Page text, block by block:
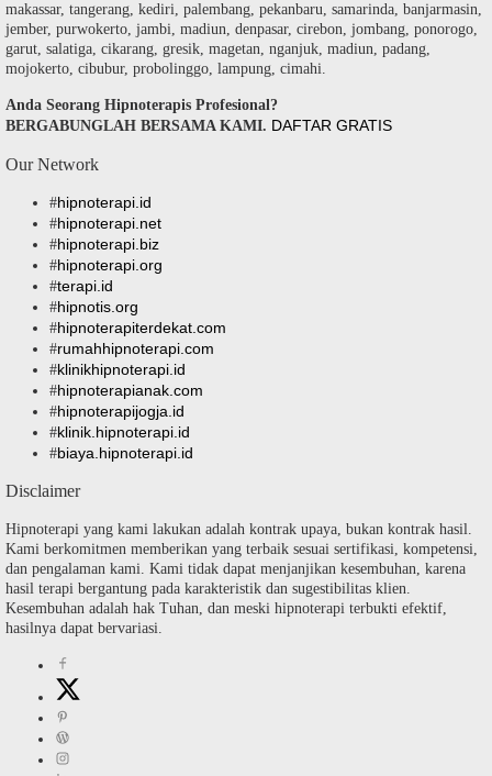
makassar, tangerang, kediri, palembang, pekanbaru, samarinda, banjarmasin,
jember, purwokerto, jambi, madiun, denpasar, cirebon, jombang, ponorogo,
garut, salatiga, cikarang, gresik, magetan, nganjuk, madiun, padang,
mojokerto, cibubur, probolinggo, lampung, cimahi.
Anda Seorang Hipnoterapis Profesional?
BERGABUNGLAH BERSAMA KAMI. DAFTAR GRATIS
Our Network
#hipnoterapi.id
#hipnoterapi.net
#hipnoterapi.biz
#hipnoterapi.org
#terapi.id
#hipnotis.org
#hipnoterapiterdekat.com
#rumahhipnoterapi.com
#klinikhipnoterapi.id
#hipnoterapianak.com
#hipnoterapijogja.id
#klinik.hipnoterapi.id
#biaya.hipnoterapi.id
Disclaimer
Hipnoterapi yang kami lakukan adalah kontrak upaya, bukan kontrak hasil.
Kami berkomitmen memberikan yang terbaik sesuai sertifikasi, kompetensi,
dan pengalaman kami. Kami tidak dapat menjanjikan kesembuhan, karena
hasil terapi bergantung pada karakteristik dan sugestibilitas klien.
Kesembuhan adalah hak Tuhan, dan meski hipnoterapi terbukti efektif,
hasilnya dapat bervariasi.